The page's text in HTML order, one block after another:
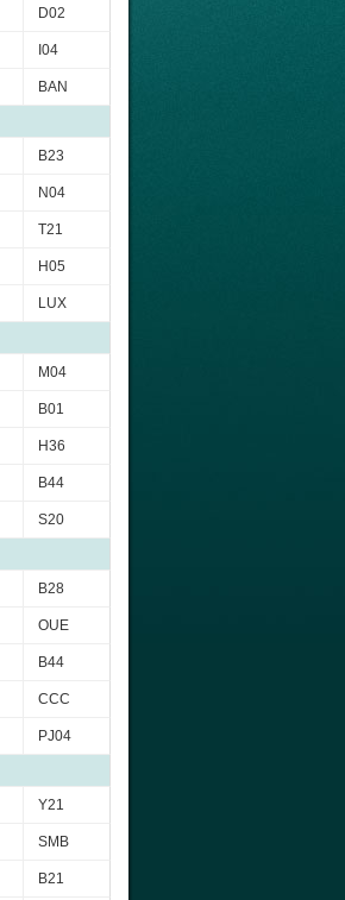
D02
I04
BAN
B23
N04
T21
H05
LUX
M04
B01
H36
B44
S20
B28
OUE
B44
CCC
PJ04
Y21
SMB
B21